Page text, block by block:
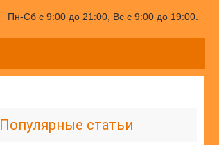
Пн-Сб с 9:00 до 21:00, Вс с 9:00 до 19:00.
Популярные статьи